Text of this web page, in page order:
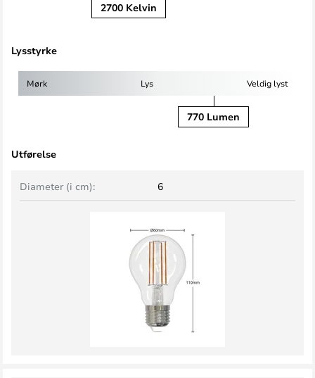
2700 Kelvin
Lysstyrke
Mørk Lys Veldig lyst
770 Lumen
Utførelse
Diameter (i cm): 6